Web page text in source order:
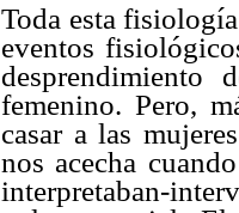
Toda esta
eventos
desprendimiento
femenino. Pero,
casar a las
nos acecha
interpretaban-